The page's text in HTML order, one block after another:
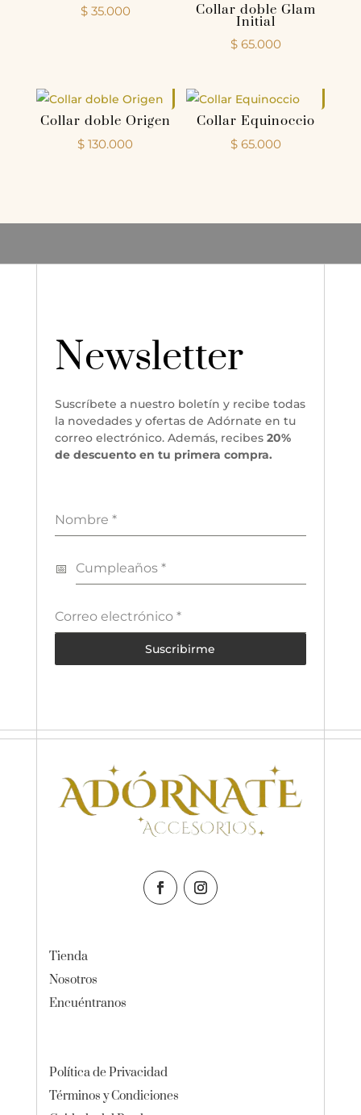
$35.000 Collar doble Glam
Initial
$65.000
Collar doble Origen
$ 130.000
Collar Equinoccio
$65.000
Newsletter
Suscríbete a nuestro boletín y recibe todas
la novedades y ofertas de Adórnate en tu
correo electrónico. Además, recibes 20%
de descuento en tu primera compra.
Nombre*
Cumpleaños*
Correo electrónico*
Suscribirme
Tienda
Nosotros
Encuéntranos
Política de Privacidad
Términos y Condiciones